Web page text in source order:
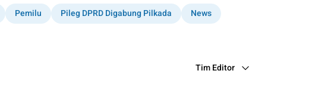
Pemilu Pileg DPRD Digabung Pilkada
News
Tim Editor